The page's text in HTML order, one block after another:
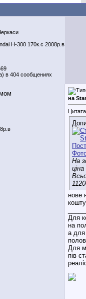
H-300 170к.с 2008р.в
в 404 сообщениях
на
На
нове
Для
на
а для
Для
пів